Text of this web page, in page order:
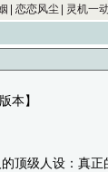
恋恋风尘 灵机一动
本】
顶级人设：真正